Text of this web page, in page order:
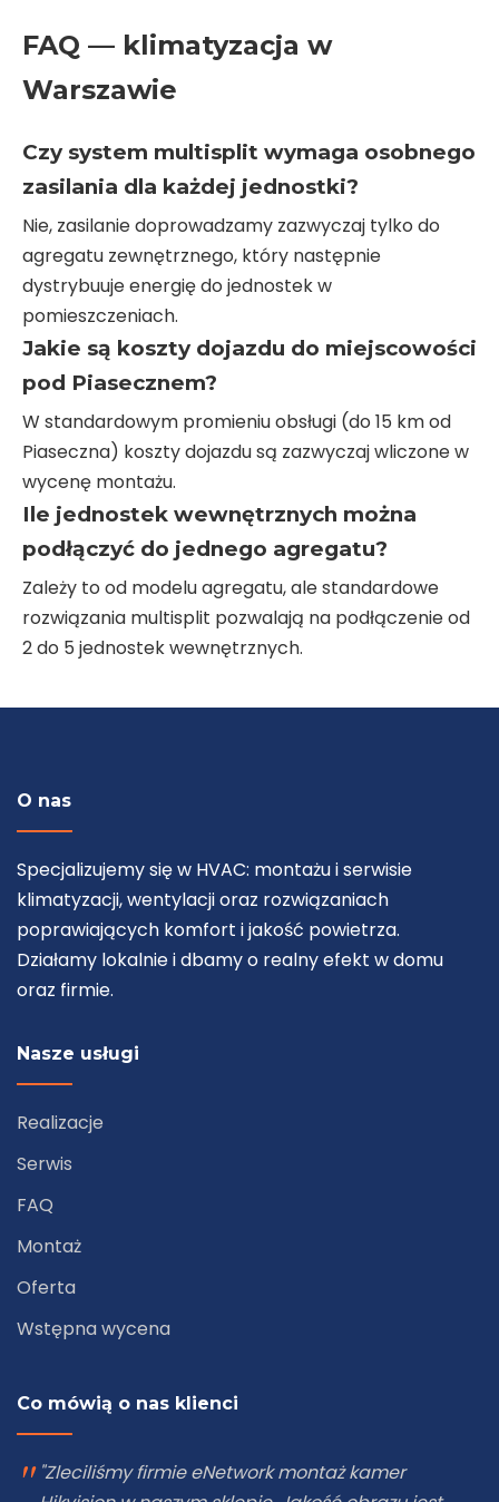
FAQ — klimatyzacja w
Warszawie
Czy system multisplit wymaga osobnego
zasilania dla każdej jednostki?
Nie, zasilanie doprowadzamy zazwyczaj tylko do
agregatu zewnętrznego, który następnie
dystrybuuje energię do jednostek w
pomieszczeniach.
Jakie są koszty dojazdu do miejscowości
pod Piasecznem?
W standardowym promieniu obsługi (do 15 km od
Piaseczna) koszty dojazdu są zazwyczaj wliczone w
wycenę montażu.
Ile jednostek wewnętrznych można
podłączyć do jednego agregatu?
Zależy to od modelu agregatu, ale standardowe
rozwiązania multisplit pozwalają na podłączenie od
2 do 5 jednostek wewnętrznych.
O nas
Specjalizujemy się w HVAC: montażu i serwisie
klimatyzacji, wentylacji oraz rozwiązaniach
poprawiających komfort i jakość powietrza.
Działamy lokalnie i dbamy o realny efekt w domu
oraz firmie.
Nasze usługi
Realizacje
Serwis
FAQ
Montaż
Oferta
Wstępna wycena
Co mówią o nas klienci
"Zleciliśmy firmie eNetwork montaż kamer